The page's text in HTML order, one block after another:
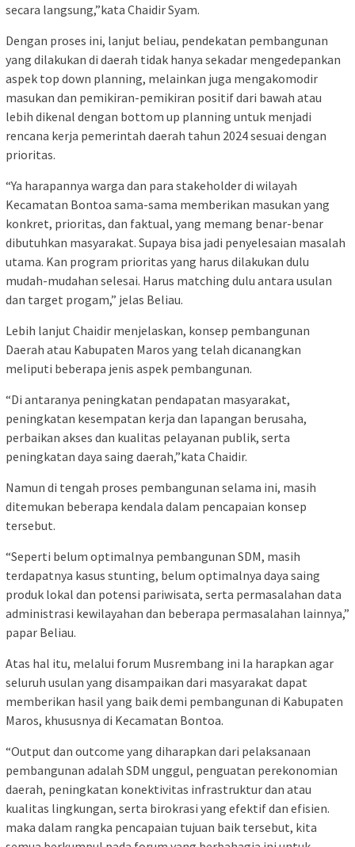
secara langsung,”kata Chaidir Syam.
Dengan proses ini, lanjut beliau, pendekatan pembangunan
yang dilakukan di daerah tidak hanya sekadar mengedepankan
aspek top down planning, melainkan juga mengakomodir
masukan dan pemikiran-pemikiran positif dari bawah atau
lebih dikenal dengan bottom up planning untuk menjadi
rencana kerja pemerintah daerah tahun 2024 sesuai dengan
prioritas.
“Ya harapannya warga dan para stakeholder di wilayah
Kecamatan Bontoa sama-sama memberikan masukan yang
konkret, prioritas, dan faktual, yang memang benar-benar
dibutuhkan masyarakat. Supaya bisa jadi penyelesaian masalah
utama. Kan program prioritas yang harus dilakukan dulu
mudah-mudahan selesai. Harus matching dulu antara usulan
dan target progam,” jelas Beliau.
Lebih lanjut Chaidir menjelaskan, konsep pembangunan
Daerah atau Kabupaten Maros yang telah dicanangkan
meliputi beberapa jenis aspek pembangunan.
“Di antaranya peningkatan pendapatan masyarakat,
peningkatan kesempatan kerja dan lapangan berusaha,
perbaikan akses dan kualitas pelayanan publik, serta
peningkatan daya saing daerah,”kata Chaidir.
Namun di tengah proses pembangunan selama ini, masih
ditemukan beberapa kendala dalam pencapaian konsep
tersebut.
“Seperti belum optimalnya pembangunan SDM, masih
terdapatnya kasus stunting, belum optimalnya daya saing
produk lokal dan potensi pariwisata, serta permasalahan data
administrasi kewilayahan dan beberapa permasalahan lainnya,”
papar Beliau.
Atas hal itu, melalui forum Musrembang ini Ia harapkan agar
seluruh usulan yang disampaikan dari masyarakat dapat
memberikan hasil yang baik demi pembangunan di Kabupaten
Maros, khususnya di Kecamatan Bontoa.
“Output dan outcome yang diharapkan dari pelaksanaan
pembangunan adalah SDM unggul, penguatan perekonomian
daerah, peningkatan konektivitas infrastruktur dan atau
kualitas lingkungan, serta birokrasi yang efektif dan efisien.
maka dalam rangka pencapaian tujuan baik tersebut, kita